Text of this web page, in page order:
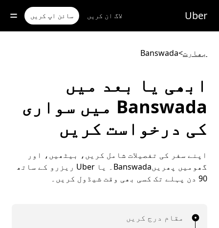
مواد
جائیں
Uber لاگ ان کریں سائن اپ کریں
بھارت>
Banswada
ابھی یا بعد میں
Banswada میں سواری
کی درخواست کریں
اپنے سفر کی تفصیلات شامل کریں، بیٹھیں، اور
گھومیں پھریںBanswada۔ یا Uber ریزرو کے ساتھ
90 دن پہلے تک کسی بھی وقت شیڈول کریں۔
مقام درج کریں